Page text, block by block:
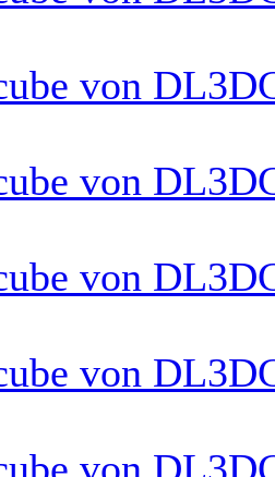
von
von
von
von
von